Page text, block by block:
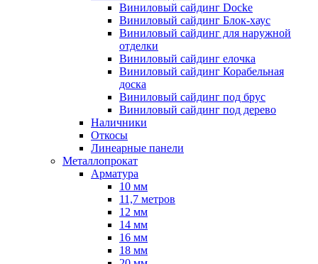
Виниловый сайдинг Docke
Виниловый сайдинг Блок-хаус
Виниловый сайдинг для наружной
отделки
Виниловый сайдинг елочка
Виниловый сайдинг Корабельная
доска
Виниловый сайдинг под брус
Виниловый сайдинг под дерево
Наличники
Откосы
Линеарные панели
Металлопрокат
Арматура
10 мм
11,7 метров
12 мм
14 мм
16 мм
18 мм